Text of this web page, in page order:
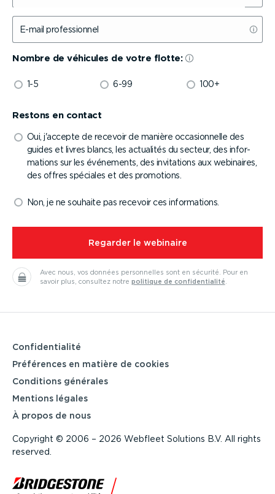
E-mail profes­sionnel
Nombre de véhicules de votre flotte:
1-5 6-99 100+
Restons en contact
Oui, j'accepte de recevoir de manière occasion­nelle des
guides et livres blancs, les actualités du secteur, des infor­
ma­tions sur les événements, des invitations aux webinaires,
des offres spéciales et des promotions.
Non, je ne souhaite pas recevoir ces infor­ma­tions.
⁠Regarder le webinaire
Avec nous, vos données person­nelles sont en sécurité. Pour en
savoir plus, consultez notre politique de confi­den­tialité.
Confi­den­tialité
Préférences en matière de cookies
Conditions générales
Mentions légales
À propos de nous
Copyright © 2006 – 2026 Webfleet Solutions B.V. All rights
reserved.